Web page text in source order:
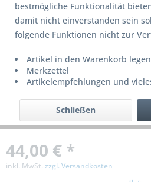
Dieses Produkt wird
bzw. ist nicht
44,00 € *
inkl. MwSt. zzgl. Versandkosten
bestmögliche Funktionalität
damit nicht einverstanden sein
folgende Funktionen nicht zur
Artikel in den Warenkorb legen
Merkzettel
Artikelempfehlungen und
Schließen